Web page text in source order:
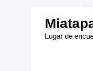
Lugar de